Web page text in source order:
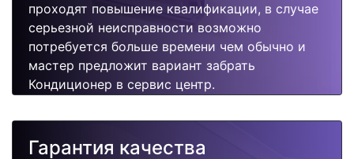
проходят повышение квалификации, в случае
серьезной неисправности возможно
потребуется больше времени чем обычно и
мастер предложит вариант забрать
Кондиционер в сервис центр.
Гарантия качества